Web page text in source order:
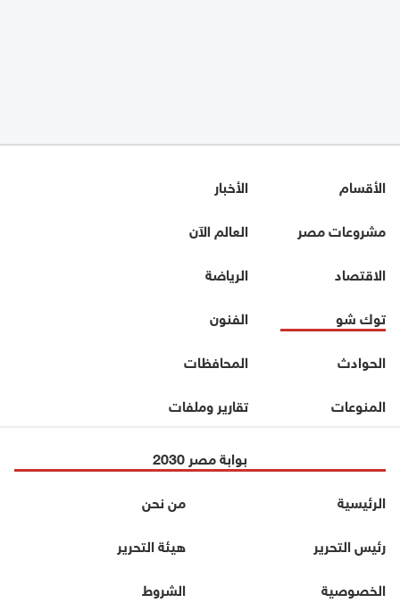
الأقسام
الأخبار
مشروعات مصر
العالم الآن
الاقتصاد
الرياضة
توك شو
الفنون
الحوادث
المحافظات
المنوعات
تقارير وملفات
بوابة مصر 2030
الرئيسية
من نحن
رئيس التحرير
هيئة التحرير
الخصوصية
الشروط